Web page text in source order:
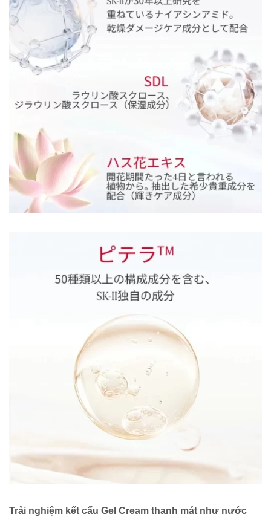
Trải nghiệm kết cấu Gel Cream thanh mát như nước